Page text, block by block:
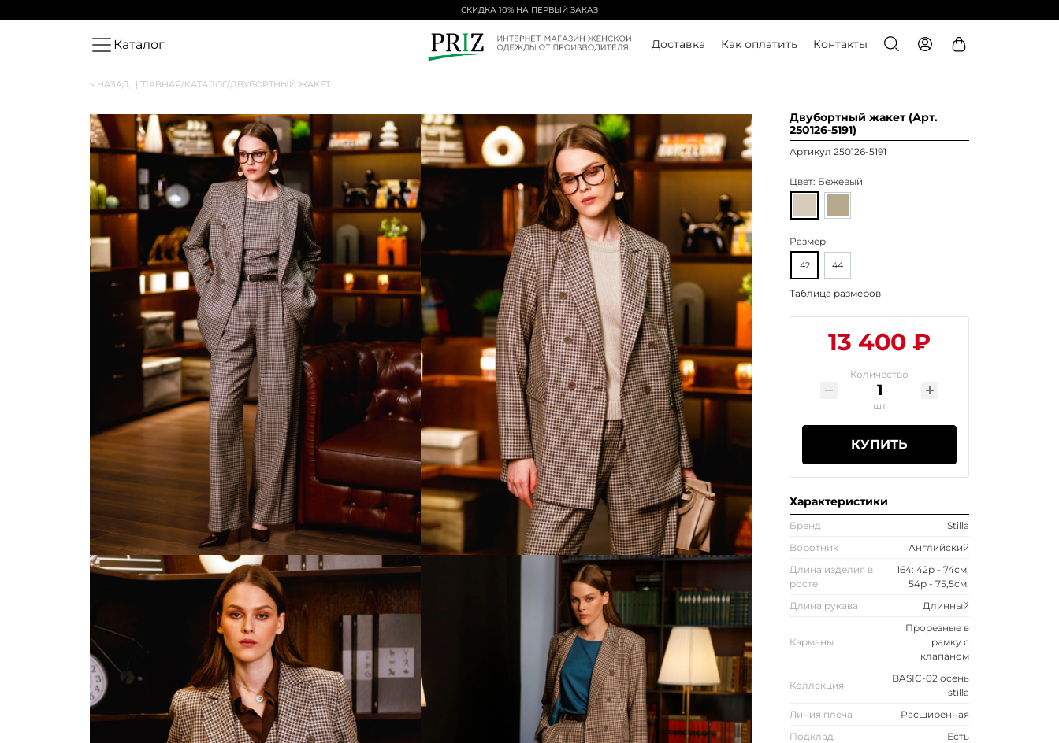
БЕСПЛАТНАЯ ДОСТАВКА ОТ 5000₽
Каталог Доставка Как оплатить Контакты
< НАЗАД |ГЛАВНАЯ/КАТАЛОГ/ДВУБОРТНЫЙ ЖАКЕТ
Двубортный жакет (Арт.
250126-5191)
Артикул 250126-5191
Цвет: Бежевый
Размер
42 44
Таблица размеров
13 400 ₽
Количество
шт
КУПИТЬ
Характеристики
Бренд
Stilla
Воротник
Английский
Длина изделия в
росте
164: 42р - 74см,
54р - 75,5см.
Длина рукава
Длинный
Карманы
Прорезные в
рамку с
клапаном
Коллекция
BASIC-02 осень
stilla
Линия плеча
Расширенная
Подклад
Есть